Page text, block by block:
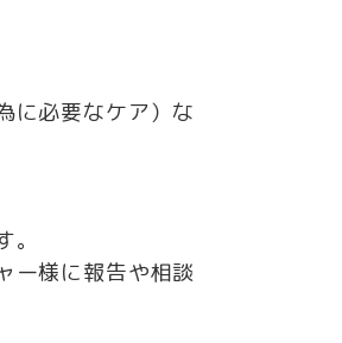
に必要なケア）な
ー様に報告や相談